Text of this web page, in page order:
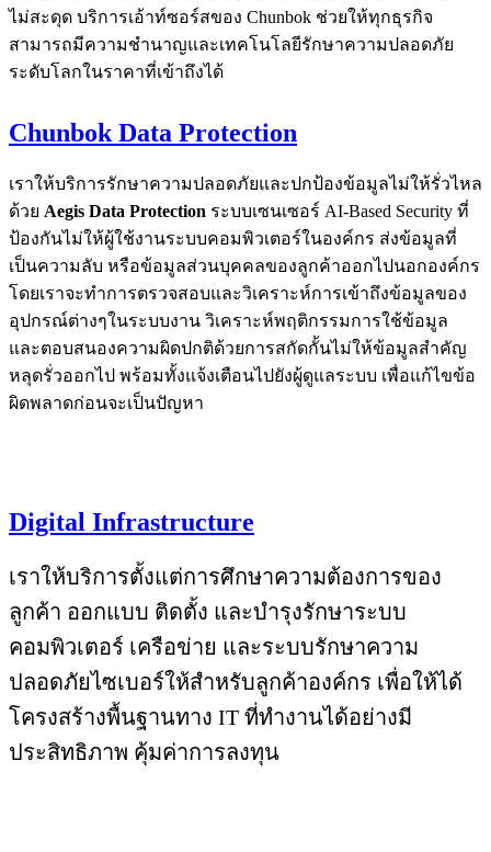
ไม่สะดุด บริการเอ้าท์ซอร์สของ Chunbok ช่วยให้ทุกธุรกิจ
สามารถมีความชำนาญและเทคโนโลยีรักษาความปลอดภัย
ระดับโลกในราคาที่เข้าถึงได้
Chunbok Data Protection
เราให้บริการรักษาความปลอดภัยและปกป้องข้อมูลไม่ให้รั่วไหล
ด้วย Aegis Data Protection ระบบเซนเซอร์ AI-Based Security ที่
ป้องกันไม่ให้ผู้ใช้งานระบบคอมพิวเตอร์ในองค์กร ส่งข้อมูลที่
เป็นความลับ หรือข้อมูลส่วนบุคคลของลูกค้าออกไปนอกองค์กร
โดยเราจะทําการตรวจสอบและวิเคราะห์การเข้าถึงข้อมูลของ
อุปกรณ์ต่างๆในระบบงาน วิเคราะห์พฤติกรรมการใช้ข้อมูล
และตอบสนองความผิดปกติด้วยการสกัดกั้นไม่ให้ข้อมูลสําคัญ
หลุดรั่วออกไป พร้อมทั้งแจ้งเตือนไปยังผู้ดูแลระบบ เพื่อแก้ไขข้อ
ผิดพลาดก่อนจะเป็นปัญหา
Digital Infrastructure
เราให้บริการตั้งแต่การศึกษาความต้องการของ
ลูกค้า ออกแบบ ติดตั้ง และบำรุงรักษาระบบ
คอมพิวเตอร์ เครือข่าย และระบบรักษาความ
ปลอดภัยไซเบอร์ให้สำหรับลูกค้าองค์กร เพื่อให้ได้
โครงสร้างพื้นฐานทาง IT ที่ทำงานได้อย่างมี
ประสิทธิภาพ คุ้มค่าการลงทุน